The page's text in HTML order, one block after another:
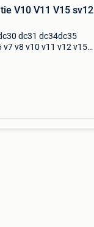
V10 V11 V15 sv12
dc31 dc34dc35
v8 v10 v11 v12 v15